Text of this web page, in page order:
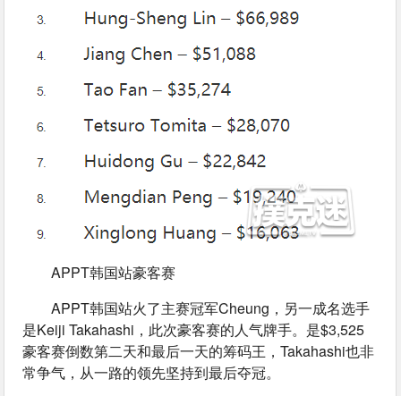
APPT韩国站豪客赛
APPT韩国站火了主赛冠军Cheung，另一成名选手
是Keiji Takahashi，此次豪客赛的人气牌手。是$3,525
豪客赛倒数第二天和最后一天的筹码王，Takahashi也非
常争气，从一路的领先坚持到最后夺冠。